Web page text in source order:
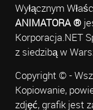
Wyłącznym
ANIMATORA ®
Korporacja.NET
z siedzibą w
Copyright © -
Kopiowanie,
zdjęć, grafik jest